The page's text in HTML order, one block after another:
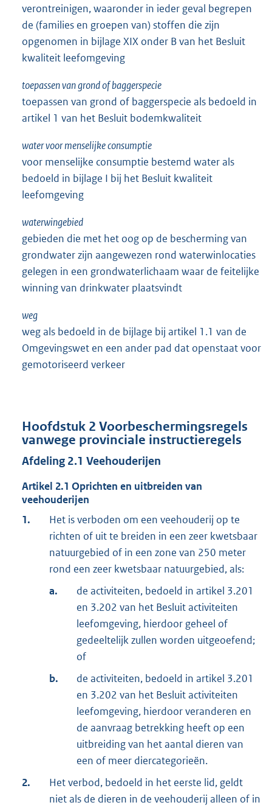
verontreinigen, waaronder in ieder geval begrepen
de (families en groepen van) stoffen die zijn
opgenomen in bijlage XIX onder B van het Besluit
kwaliteit leefomgeving
toepassen van grond of baggerspecie
toepassen van grond of baggerspecie als bedoeld in
artikel 1 van het Besluit bodemkwaliteit
water voor menselijke consumptie
voor menselijke consumptie bestemd water als
bedoeld in bijlage I bij het Besluit kwaliteit
leefomgeving
waterwingebied
gebieden die met het oog op de bescherming van
grondwater zijn aangewezen rond waterwinlocaties
gelegen in een grondwaterlichaam waar de feitelijke
winning van drinkwater plaatsvindt
weg
weg als bedoeld in de bijlage bij artikel 1.1 van de
Omgevingswet en een ander pad dat openstaat voor
gemotoriseerd verkeer
Hoofdstuk 2 Voorbeschermingsregels
vanwege provinciale instructieregels
Afdeling 2.1 Veehouderijen
Artikel 2.1 Oprichten en uitbreiden van
veehouderijen
1.
Het is verboden om een veehouderij op te
richten of uit te breiden in een zeer kwetsbaar
natuurgebied of in een zone van 250 meter
rond een zeer kwetsbaar natuurgebied, als:
a.
de activiteiten, bedoeld in artikel 3.201
en 3.202 van het Besluit activiteiten
leefomgeving, hierdoor geheel of
gedeeltelijk zullen worden uitgeoefend;
of
b.
de activiteiten, bedoeld in artikel 3.201
en 3.202 van het Besluit activiteiten
leefomgeving, hierdoor veranderen en
de aanvraag betrekking heeft op een
uitbreiding van het aantal dieren van
een of meer diercategorieën.
2.
Het verbod, bedoeld in het eerste lid, geldt
niet als de dieren in de veehouderij alleen of in